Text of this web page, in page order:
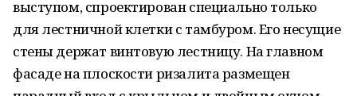
выступом, спроектирован специально только
для лестничной клетки с тамбуром. Его несущие
стены держат винтовую лестницу. На главном
фасаде на плоскости ризалита размещен